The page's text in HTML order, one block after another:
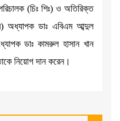
(চিঃ শিঃ) ও অতিরিক্ত
অধ্যাপক ডাঃ এবিএম আব্দুল
ডাঃ কামরুল হাসান খান
নিয়োগ দান করেন।